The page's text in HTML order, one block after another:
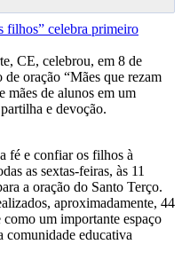
CE, celebrou, em 8 de
oração “Mães que rezam
mães de alunos em um
e devoção.
fé e confiar os filhos à
as sextas-feiras, às 11
a oração do Santo Terço.
aproximadamente, 44
um importante espaço
comunidade educativa